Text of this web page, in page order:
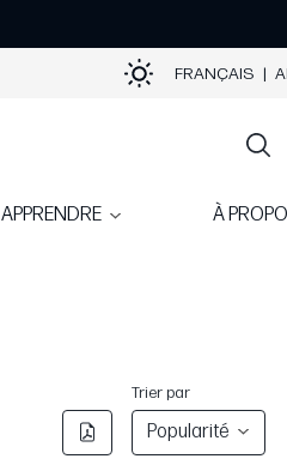
FRANÇAIS |
APPRENDRE À
Trier par
Popularité